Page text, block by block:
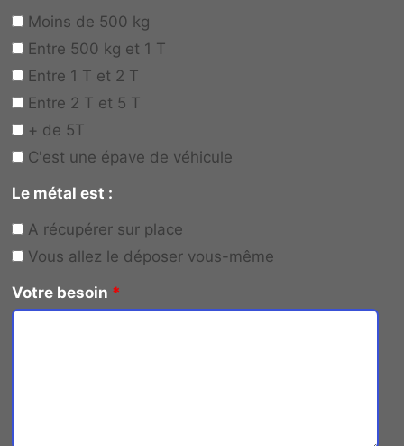
Moins de 500 kg
Entre 500 kg et 1 T
Entre 1 T et 2 T
Entre 2 T et 5 T
+ de 5T
C'est une épave de véhicule
Le métal est :
A récupérer sur place
Vous allez le déposer vous-même
Votre besoin *